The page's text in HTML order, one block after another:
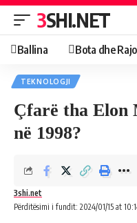
3SHI.NET
Ballina Bota dhe
TEKNOLOGJI
Çfarë tha Elon
në 1998?
Përditësimi i fundit: 2024/01/15 at
3shi.net